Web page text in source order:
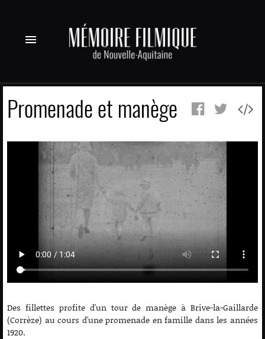
menu
Promenade et manège
Des fillettes profite d'un tour de manège à Brive-la-Gaillarde
(Corrèze) au cours d'une promenade en famille dans les années
1920.